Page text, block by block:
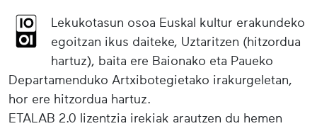
Lekukotasun osoa Euskal kultur erakundeko
egoitzan ikus daiteke, Uztaritzen (hitzordua
hartuz), baita ere Baionako eta Paueko
Departamenduko Artxibotegietako irakurgeletan,
hor ere hitzordua hartuz.
ETALAB 2.0 lizentzia irekiak arautzen du hemen